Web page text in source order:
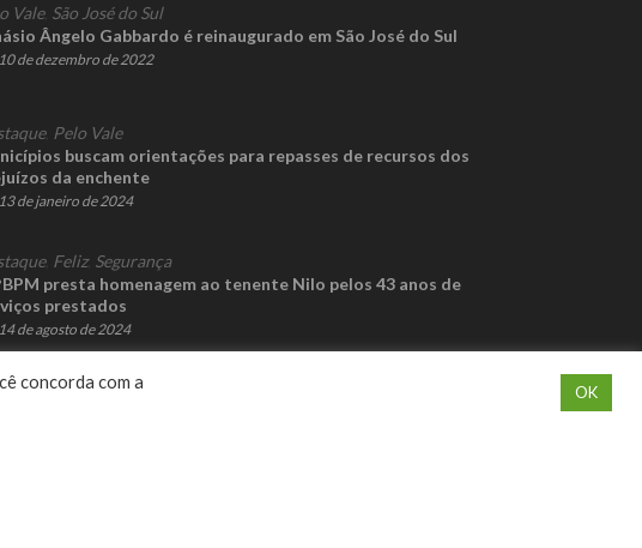
Vale, São José do Sul
Ângelo Gabbardo é reinaugurado em São José do Sul
10 de dezembro de 2022
, Pelo Vale
buscam orientações para repasses de recursos dos
da enchente
13 de janeiro de 2024
, Feliz, Segurança
presta homenagem ao tenente Nilo pelos 43 anos de
prestados
14 de agosto de 2024
concorda com a
OK